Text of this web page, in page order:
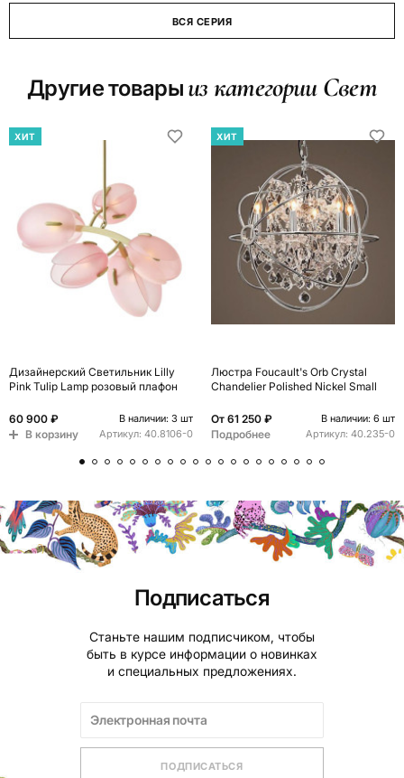
ВСЯ СЕРИЯ
Другие товары из категории Свет
ХИТ
Дизайнерский Светильник Lilly
Pink Tulip Lamp розовый плафон
60 900 ₽ В наличии: 3 шт
В корзину Артикул: 40.8106-0
ХИТ
Люстра Foucault's Orb Crystal
Chandelier Polished Nickel Small
От 61 250 ₽ В наличии: 6 шт
Подробнее Артикул: 40.235-0
Подписаться
Станьте нашим подписчиком, чтобы
быть в курсе информации о новинках
и специальных предложениях.
ПОДПИСАТЬСЯ